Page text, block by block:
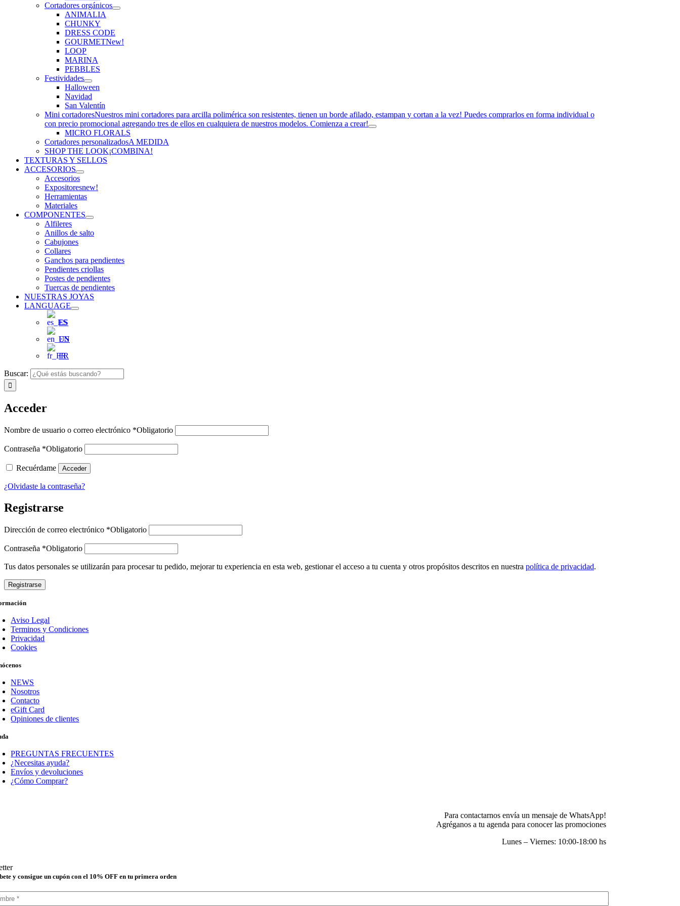
Cortadores orgánicos
ANIMALIA
CHUNKY
DRESS CODE
GOURMETNew!
LOOP
MARINA
PEBBLES
Festividades
Halloween
Navidad
San Valentín
Mini cortadoresNuestros mini cortadores para arcilla polimérica son resistentes, tienen un borde afilado, estampan y cortan a la vez! Puedes comprarlos en forma individual o
con precio promocional agregando tres de ellos en cualquiera de nuestros modelos. Comienza a crear!
MICRO FLORALS
Cortadores personalizadosA MEDIDA
SHOP THE LOOK¡COMBINA!
TEXTURAS Y SELLOS
ACCESORIOS
Accesorios
Expositoresnew!
Herramientas
Materiales
COMPONENTES
Alfileres
Anillos de salto
Cabujones
Collares
Ganchos para pendientes
Pendientes criollas
Postes de pendientes
Tuercas de pendientes
NUESTRAS JOYAS
LANGUAGE
ES
EN
FR
Buscar:
Acceder
Nombre de usuario o correo electrónico *Obligatorio
Contraseña *Obligatorio
Recuérdame Acceder
¿Olvidaste la contraseña?
Registrarse
Dirección de correo electrónico *Obligatorio
Contraseña *Obligatorio
Tus datos personales se utilizarán para procesar tu pedido, mejorar tu experiencia en esta web, gestionar el acceso a tu cuenta y otros propósitos descritos en nuestra política de privacidad.
Registrarse
Aviso Legal
Terminos y Condiciones
Privacidad
Cookies
NEWS
Nosotros
Contacto
eGift Card
Opiniones de clientes
PREGUNTAS FRECUENTES
¿Necesitas ayuda?
Envíos y devoluciones
¿Cómo Comprar?
Para contactarnos envía un mensaje de WhatsApp!
Agréganos a tu agenda para conocer las promociones
Lunes – Viernes: 10:00-18:00 hs
y consigue un cupón con el 10% OFF en tu primera orden